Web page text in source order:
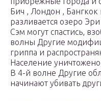
Бич , Лондон ,
разливается озеро
Сэм могут спастись,
волны Другие
гриппа и
Население
В 4-й волне Другие
начинают убивать